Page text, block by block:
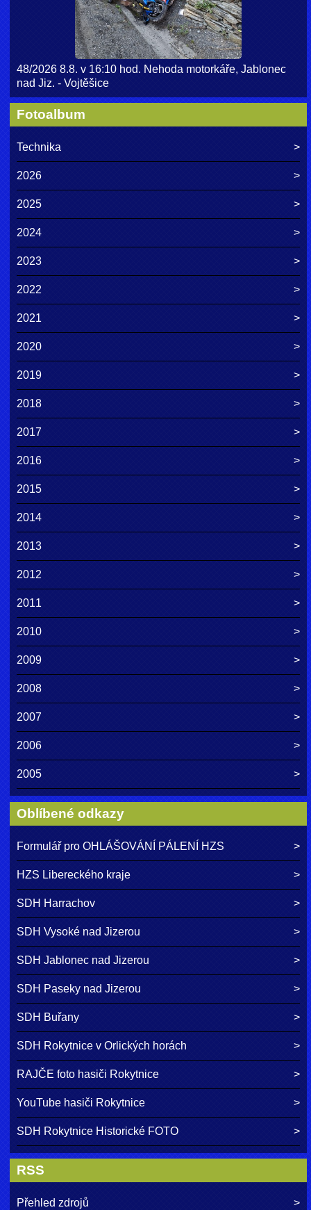
48/2026 8.8. v 16:10 hod. Nehoda motorkáře, Jablonec
nad Jiz. - Vojtěšice
Fotoalbum
Technika
2026
2025
2024
2023
2022
2021
2020
2019
2018
2017
2016
2015
2014
2013
2012
2011
2010
2009
2008
2007
2006
2005
Oblíbené odkazy
Formulář pro OHLÁŠOVÁNÍ PÁLENÍ HZS
HZS Libereckého kraje
SDH Harrachov
SDH Vysoké nad Jizerou
SDH Jablonec nad Jizerou
SDH Paseky nad Jizerou
SDH Buřany
SDH Rokytnice v Orlických horách
RAJČE foto hasiči Rokytnice
YouTube hasiči Rokytnice
SDH Rokytnice Historické FOTO
RSS
Přehled zdrojů